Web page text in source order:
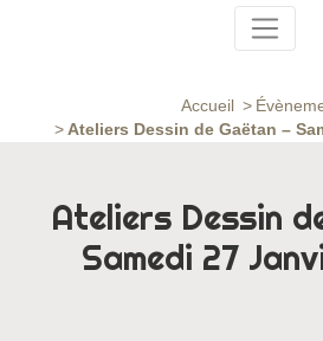
Accueil
Ateliers Dessin de Gaëtan –
Ateliers Dessin
Samedi 27